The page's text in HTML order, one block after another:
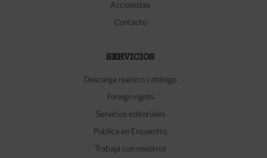
Accionistas
Contacto
SERVICIOS
Descarga nuestro catálogo
Foreign rights
Servicios editoriales
Publica en Encuentro
Trabaja con nosotros